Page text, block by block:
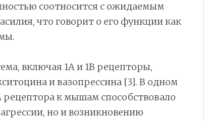
соотносится с ожидаемым
что говорит о его функции как
включая 1A и 1B рецепторы,
и вазопрессина [3]. В одном
рецептора к мышам способствовало
но и возникновению